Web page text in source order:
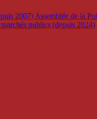
2007) Assemblée de la
publics (depuis 2024)